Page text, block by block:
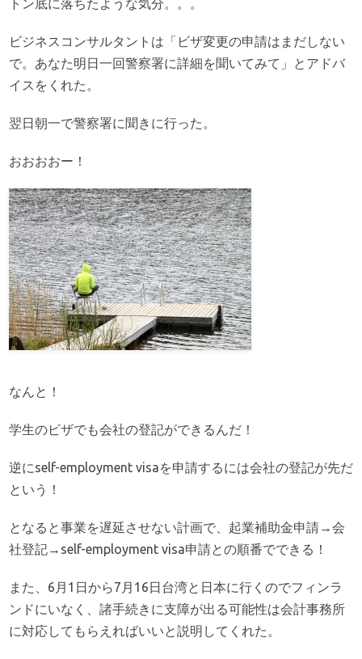
トン底に落ちたような気分。。。
ビジネスコンサルタントは「ビザ変更の申請はまだしない
で。あなた明日一回警察署に詳細を聞いてみて」とアドバ
イスをくれた。
翌日朝一で警察署に聞きに行った。
おおおおー！
なんと！
学生のビザでも会社の登記ができるんだ！
逆にself-employment visaを申請するには会社の登記が先だ
という！
となると事業を遅延させない計画で、起業補助金申請→会
社登記→self-employment visa申請との順番でできる！
また、6月1日から7月16日台湾と日本に行くのでフィンラ
ンドにいなく、諸手続きに支障が出る可能性は会計事務所
に対応してもらえればいいと説明してくれた。